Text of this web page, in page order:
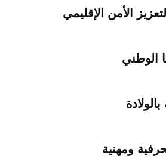
الأمن الإقليمي
الوطني
ومهنية